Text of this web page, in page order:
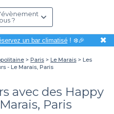
?
un bar climatisé! ❄️🎉 ✖
Paris Le Marais
Les
- Le Marais, Paris
avec des Happy
Paris